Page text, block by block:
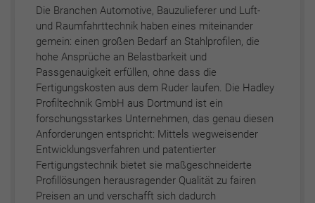
Die Branchen Automotive, Bauzulieferer und Luft-
und Raumfahrttechnik haben eines miteinander
gemein: einen großen Bedarf an Stahlprofilen, die
hohe Ansprüche an Belastbarkeit und
Passgenauigkeit erfüllen, ohne dass die
Fertigungskosten aus dem Ruder laufen. Die Hadley
Profiltechnik GmbH aus Dortmund ist ein
forschungsstarkes Unternehmen, das genau diesen
Anforderungen entspricht: Mittels wegweisender
Entwicklungsverfahren und patentierter
Fertigungstechnik bietet sie maßgeschneiderte
Profillösungen herausragender Qualität zu fairen
Preisen an und verschafft sich dadurch